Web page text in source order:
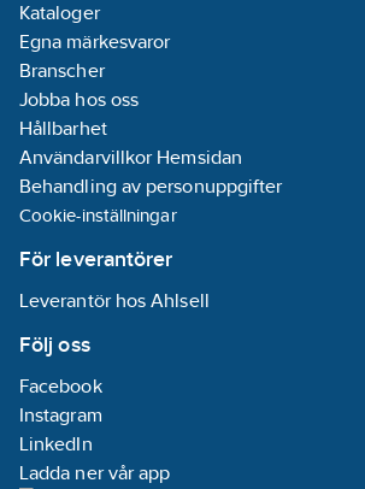
Kataloger
Egna märkesvaror
Branscher
Jobba hos oss
Hållbarhet
Användarvillkor Hemsidan
Behandling av personuppgifter
Cookie-inställningar
För leverantörer
Leverantör hos Ahlsell
Följ oss
Facebook
Instagram
LinkedIn
Ladda ner vår app